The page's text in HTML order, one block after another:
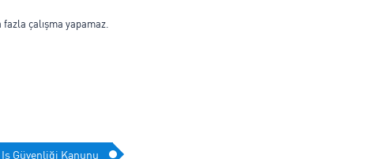
fazla çalışma yapamaz.
Iş Güvenliği Kanunu